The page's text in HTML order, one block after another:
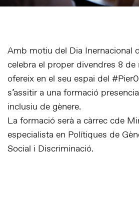
Amb motiu del Dia Inernacional
celebra el proper divendres 8 de
ofereix en el seu espai del
s’assitir a una formació
inclusiu de gènere.
La formació serà a càrrec cde
especialista en Polítiques de
Social i Discriminació.